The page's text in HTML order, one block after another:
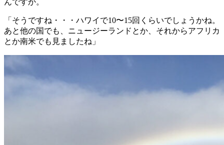
んですか。
「そうですね・・・ハワイで10〜15回くらいでしょうかね。
あと他の国でも、ニュージーランドとか、それからアフリカ
とか南米でも見ましたね」